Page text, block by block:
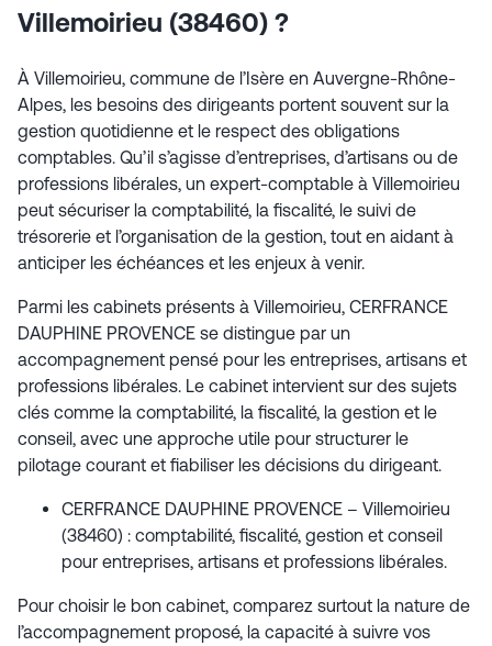
Villemoirieu (38460) ?
À Villemoirieu, commune de l’Isère en Auvergne-Rhône-
Alpes, les besoins des dirigeants portent souvent sur la
gestion quotidienne et le respect des obligations
comptables. Qu’il s’agisse d’entreprises, d’artisans ou de
professions libérales, un expert-comptable à Villemoirieu
peut sécuriser la comptabilité, la fiscalité, le suivi de
trésorerie et l’organisation de la gestion, tout en aidant à
anticiper les échéances et les enjeux à venir.
Parmi les cabinets présents à Villemoirieu, CERFRANCE
DAUPHINE PROVENCE se distingue par un
accompagnement pensé pour les entreprises, artisans et
professions libérales. Le cabinet intervient sur des sujets
clés comme la comptabilité, la fiscalité, la gestion et le
conseil, avec une approche utile pour structurer le
pilotage courant et fiabiliser les décisions du dirigeant.
CERFRANCE DAUPHINE PROVENCE – Villemoirieu
(38460) : comptabilité, fiscalité, gestion et conseil
pour entreprises, artisans et professions libérales.
Pour choisir le bon cabinet, comparez surtout la nature de
l’accompagnement proposé, la capacité à suivre vos